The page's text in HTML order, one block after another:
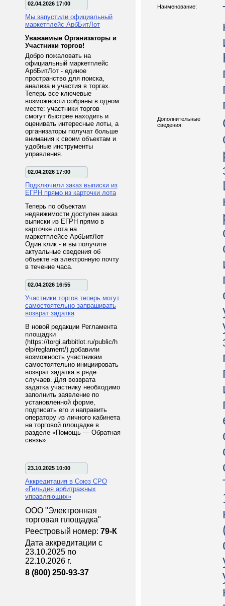
02.04.2026 17:00
Мы запустили официальный
маркетплейс АрбБитЛот
Уважаемые Организаторы и
Участники торгов!
Добро пожаловать на
официальный маркетплейс
АрбБитЛот - единое
пространство для поиска,
анализа и участия в торгах.
Теперь все ключевые
возможности собраны в одном
месте: участники торгов
смогут быстрее находить и
оценивать интересные лоты, а
организаторы получат больше
внимания к своим объектам и
удобные инструменты
управления.
02.04.2026 17:00
Подключили заказ выписки из
ЕГРН прямо из карточки лота
Теперь по объектам
недвижимости доступен заказ
выписки из ЕГРН прямо в
карточке лота на
маркетплейсе АрбБитЛот
Один клик - и вы получите
актуальные сведения об
объекте на электронную почту
в течение часа.
02.04.2026 16:55
Участники торгов теперь могут
самостоятельно запрашивать
возврат задатка
В новой редакции Регламента
площадки
(https://torgi.arbbitlot.ru/public/h
elp/reglament/) добавили
возможность участникам
самостоятельно инициировать
возврат задатка в ряде
случаев. Для возврата
задатка участнику необходимо
заполнить заявление по
установленной форме,
подписать его и направить
оператору из личного кабинета
на торговой площадке в
разделе «Помощь — Обратная
связь».
23.10.2025 10:00
Аккредитация в Союз СРО
«Гильдия арбитражных
управляющих»
ООО "Электронная
торговая площадка"
Реестровый номер: 79-К
Дата аккредитации с
23.10.2025 по
22.10.2026 г.
8 (800) 250-93-37
Наименование:
Дополнительные
сведения: